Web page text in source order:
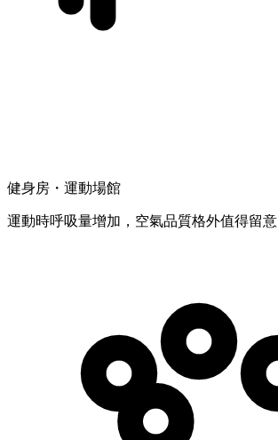
健身房・運動場館
運動時呼吸量增加，空氣品質格外值得留意